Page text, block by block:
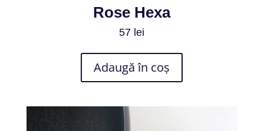
Rose Hexa
57 lei
Adaugă în coș